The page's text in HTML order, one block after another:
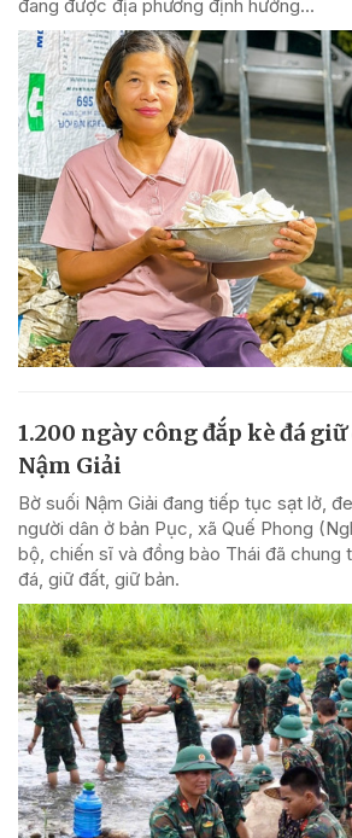
đang được địa phương định hướng...
1.200 ngày công đắp kè đá
Nậm Giải
Bờ suối Nậm Giải đang tiếp tục sạt lở,
người dân ở bản Pục, xã Quế Phong
bộ, chiến sĩ và đồng bào Thái đã chung
đá, giữ đất, giữ bản.